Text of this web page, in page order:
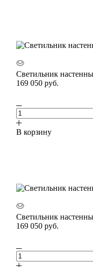
Светильник
169 050 руб.
В корзину
Светильник
169 050 руб.